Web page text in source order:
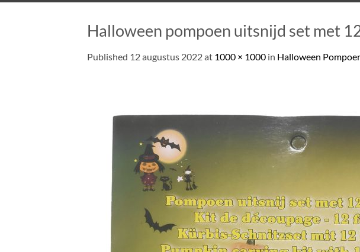
Halloween pompoen uitsnijd set met
Published 12 augustus 2022at 1000 × 1000 in Halloween